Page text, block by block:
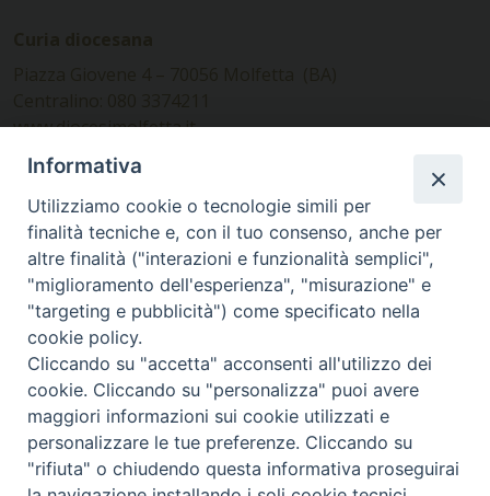
www.diocesimolfetta.it –
diocesimolfetta@pec.chiesacattolica.it
Ufficio Comunicazioni sociali
Piazza Giovene 4 – 70056 Molfetta (BA)
comunicazionisociali@diocesimolfetta.it
SEGUICI SU
Facebook
Instagram
X YouTube
Feed
Privacy Policy - trasparenza
Informativa
Utilizziamo cookie o tecnologie simili per
finalità tecniche e, con il tuo consenso, anche per
altre finalità ("interazioni e funzionalità semplici",
"miglioramento dell'esperienza", "misurazione" e
"targeting e pubblicità") come specificato nella
cookie policy.
Cliccando su "accetta" acconsenti all'utilizzo dei
cookie. Cliccando su "personalizza" puoi avere
maggiori informazioni sui cookie utilizzati e
personalizzare le tue preferenze. Cliccando su
"rifiuta" o chiudendo questa informativa proseguirai